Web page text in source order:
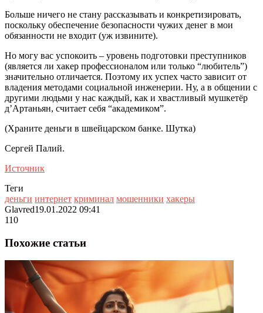
Больше ничего не стану рассказывать и конкретизировать,
поскольку обеспечение безопасности чужих денег в мои
обязанности не входит (уж извините).
Но могу вас успокоить – уровень подготовки преступников
(является ли хакер профессионалом или только “любитель”)
значительно отличается. Поэтому их успех часто зависит от
владения методами социальной инженерии. Ну, а в общении с
другими людьми у нас каждый, как и хвастливый мушкетёр
д’Артаньян, считает себя “академиком”.
(Храните деньги в швейцарском банке. Шутка)
Сергей Палий.
Источник
Теги
деньги интернет криминал мошенники хакеры
Glavred19.01.2022 09:41
110
Похожие статьи